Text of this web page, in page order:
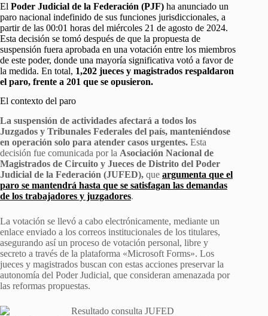
El Poder Judicial de la Federación (PJF) ha anunciado un
paro nacional indefinido de sus funciones jurisdiccionales, a
partir de las 00:01 horas del miércoles 21 de agosto de 2024.
Esta decisión se tomó después de que la propuesta de
suspensión fuera aprobada en una votación entre los miembros
de este poder, donde una mayoría significativa votó a favor de
la medida. En total, 1,202 jueces y magistrados respaldaron
el paro, frente a 201 que se opusieron.
El contexto del paro
La suspensión de actividades afectará a todos los
Juzgados y Tribunales Federales del país, manteniéndose
en operación solo para atender casos urgentes. Esta
decisión fue comunicada por la Asociación Nacional de
Magistrados de Circuito y Jueces de Distrito del Poder
Judicial de la Federación (JUFED), que argumenta que el
paro se mantendrá hasta que se satisfagan las demandas
de los trabajadores y juzgadores.
La votación se llevó a cabo electrónicamente, mediante un
enlace enviado a los correos institucionales de los titulares,
asegurando así un proceso de votación personal, libre y
secreto a través de la plataforma «Microsoft Forms». Los
jueces y magistrados buscan con estas acciones preservar la
autonomía del Poder Judicial, que consideran amenazada por
las reformas propuestas.